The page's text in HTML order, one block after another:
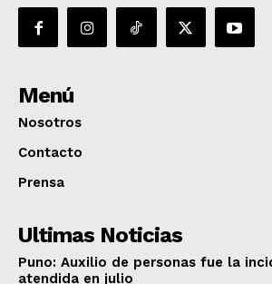
Menú
Nosotros
Contacto
Prensa
Ultimas Noticias
Puno: Auxilio de personas fue la
atendida en julio